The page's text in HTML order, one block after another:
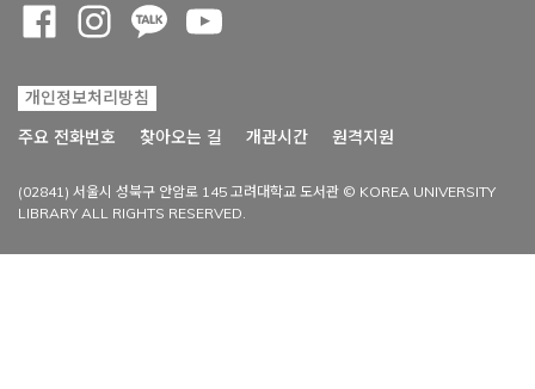
개인정보처리방침
주요 전화번호
찾아오는 길 개관시간 원격지원
(02841) 서울시 성북구 안암로 145 고려대학교 도서관 © KOREA UNIVERSITY
LIBRARY ALL RIGHTS RESERVED.
Opens a new window
Opens a new window
Opens a new window